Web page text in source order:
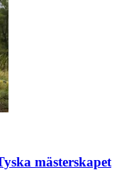
mästerskapet